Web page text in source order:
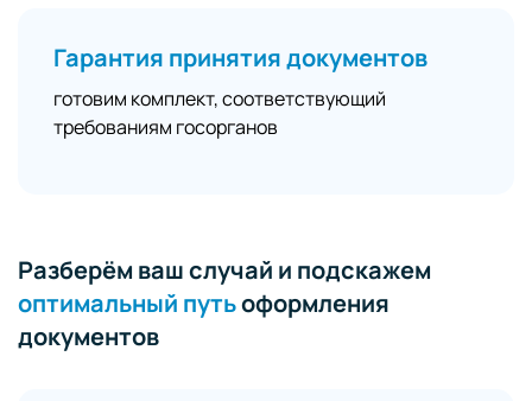
Гарантия принятия документов
готовим комплект, соответствующий
требованиям госорганов
Разберём ваш случай и подскажем
оптимальный путьоформления
документов